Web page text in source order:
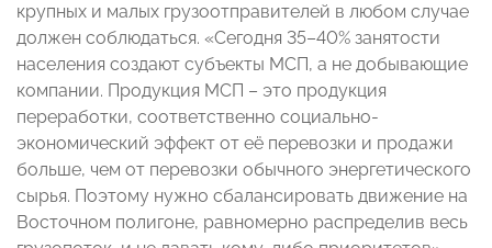
крупных и малых грузоотправителей в любом случае
должен соблюдаться. «Сегодня 35–40% занятости
населения создают субъекты МСП, а не добывающие
компании. Продукция МСП – это продукция
переработки, соответственно социально-
экономический эффект от её перевозки и продажи
больше, чем от перевозки обычного энергетического
сырья. Поэтому нужно сбалансировать движение на
Восточном полигоне, равномерно распределив весь